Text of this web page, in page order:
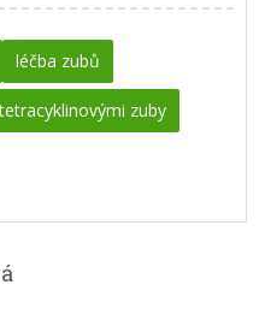
léčba zubů
zuby